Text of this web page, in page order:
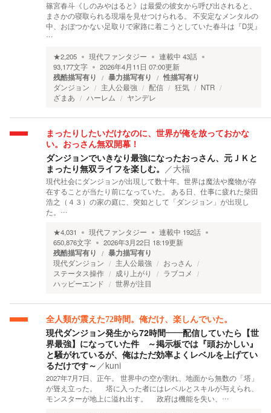
篠宮春斗《しのみやはると》は最愛の彼女から呼び出されると、
まさかの寝取られる現場を見せつけられる。 不安定なメンタルの
中、おぼつかない足取りで家路に着こうとしていた春斗は『D災』
…
★2,205 現代ファンタジー 連載中 43話
93,177文字 2026年4月11日 07:00更新
残酷描写有り 暴力描写有り 性描写有り
ダンジョン 主人公最強 配信 狂気
NTR
ざまあ
ハーレム ヤンデレ
まったりしたいだけなのに、世界が俺を放っておかな
い。おっさん無双開幕！
ダンジョンでいきなり最強になったおっさん、元ＪＫと
まったり無双ライフを楽しむ。 ／大福
現代社会にダンジョンが出現して数十年。世界は魔法や魔物が存
在することが当たり前になっていた。 ある日、仕事に疲れた柴田
浩之（４３）の家の庭に、突如として「ダンジョン」が出現し
た。…
★4,031 現代ファンタジー 連載中 192話
650,876文字 2026年3月22日 18:19更新
残酷描写有り 暴力描写有り
現代ダンジョン 主人公最強
おっさん
ステータス操作
成り上がり
ラブコメ
ハッピーエンド
世界が注目
全人類が震えた72時間。俺だけ、楽しんでいた。
現代ダンジョン発生から72時間――配信していたら【世
界最強】になっていた件 ～掲示板では『頭おかしい』
と騒がれているが、俺はただ効率よくレベルを上げてい
るだけです～ ／kuni
2027年7月7日、正午。 世界中の空が割れ、地面から無数の「塔」
が聳え立った。 塔に入った者にはレベルとスキルが与えられ、
モンスターが地上に溢れ出す。 政府は機能を失い、…